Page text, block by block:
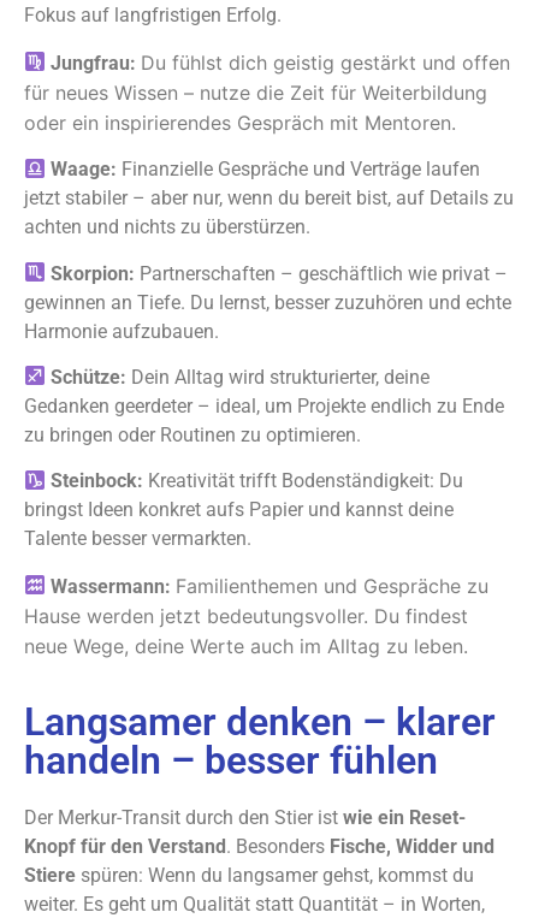
Fokus auf langfristigen Erfolg.
Jungfrau: Du fühlst dich geistig gestärkt und offen
für neues Wissen – nutze die Zeit für Weiterbildung
oder ein inspirierendes Gespräch mit Mentoren.
Waage: Finanzielle Gespräche und Verträge laufen
jetzt stabiler – aber nur, wenn du bereit bist, auf Details zu
achten und nichts zu überstürzen.
Skorpion: Partnerschaften – geschäftlich wie privat –
gewinnen an Tiefe. Du lernst, besser zuzuhören und echte
Harmonie aufzubauen.
Schütze: Dein Alltag wird strukturierter, deine
Gedanken geerdeter – ideal, um Projekte endlich zu Ende
zu bringen oder Routinen zu optimieren.
Steinbock: Kreativität trifft Bodenständigkeit: Du
bringst Ideen konkret aufs Papier und kannst deine
Talente besser vermarkten.
Wassermann: Familienthemen und Gespräche zu
Hause werden jetzt bedeutungsvoller. Du findest
neue Wege, deine Werte auch im Alltag zu leben.
Langsamer denken – klarer
handeln – besser fühlen
Der Merkur-Transit durch den Stier ist wie ein Reset-
Knopf für den Verstand. Besonders Fische, Widder und
Stiere spüren: Wenn du langsamer gehst, kommst du
weiter. Es geht um Qualität statt Quantität – in Worten,